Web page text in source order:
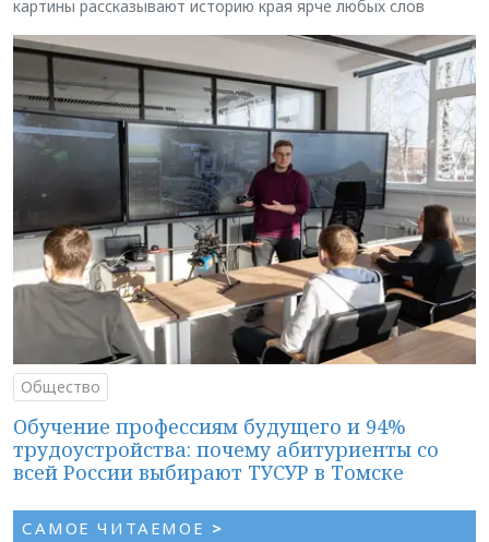
картины рассказывают историю края ярче любых слов
Общество
Обучение профессиям будущего и 94%
трудоустройства: почему абитуриенты со
всей России выбирают ТУСУР в Томске
САМОЕ ЧИТАЕМОЕ >